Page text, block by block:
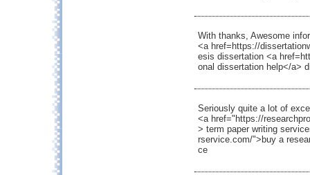
With thanks, Awesome
<a href=https://
esis dissertation <a
onal dissertation help</a>
Seriously quite a lot of
<a href="https://
> term paper writing
rservice.com/">buy a
ce